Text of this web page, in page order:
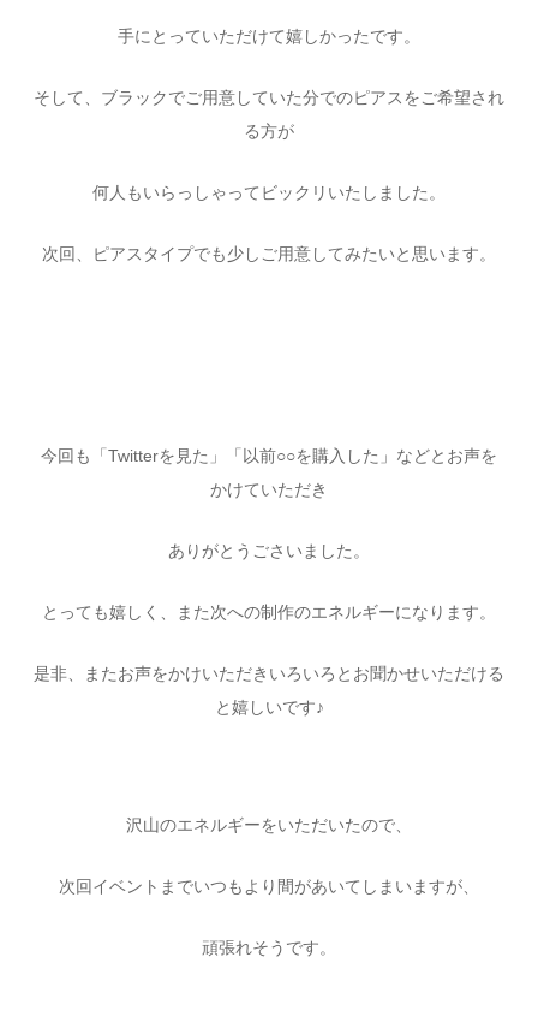
手にとっていただけて嬉しかったです。
そして、ブラックでご用意していた分でのピアスをご希望され
る方が
何人もいらっしゃってビックリいたしました。
次回、ピアスタイプでも少しご用意してみたいと思います。
今回も「Twitterを見た」「以前○○を購入した」などとお声を
かけていただき
ありがとうごさいました。
とっても嬉しく、また次への制作のエネルギーになります。
是非、またお声をかけいただきいろいろとお聞かせいただける
と嬉しいです♪
沢山のエネルギーをいただいたので、
次回イベントまでいつもより間があいてしまいますが、
頑張れそうです。